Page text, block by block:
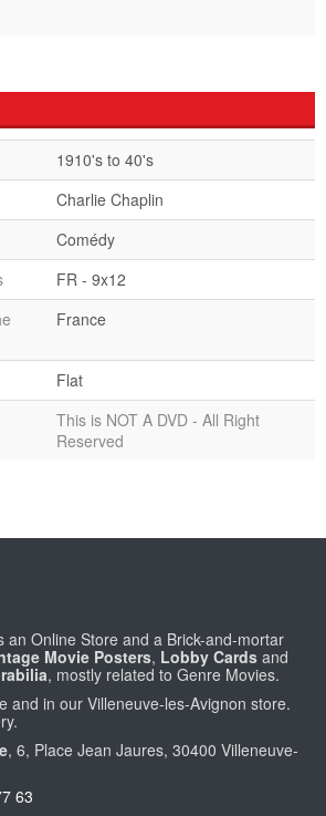
1910's to 40's
Charlie Chaplin
Comédy
FR - 9x12
France
Flat
This is NOT A DVD - All Right
Reserved
an Online Store and a Brick-and-mortar
Movie Posters, Lobby Cards and
, mostly related to Genre Movies.
and in our Villeneuve-les-Avignon store.
, 6, Place Jean Jaures, 30400 Villeneuve-
63